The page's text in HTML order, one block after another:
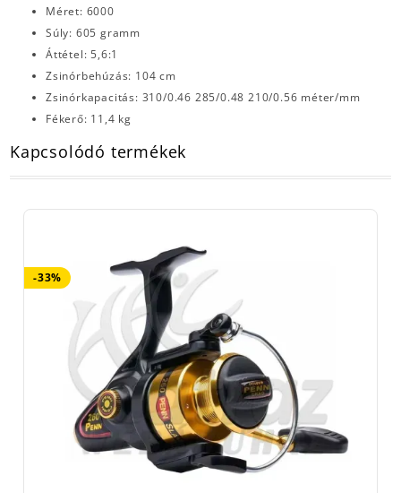
Méret: 6000
Súly: 605 gramm
Áttétel: 5,6:1
Zsinórbehúzás: 104 cm
Zsinórkapacitás: 310/0.46 285/0.48 210/0.56 méter/mm
Fékerő: 11,4 kg
Kapcsolódó termékek
-33%